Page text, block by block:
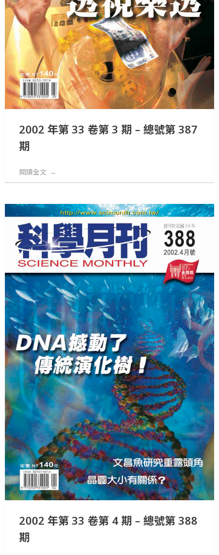
2002 年第 33 卷第 3 期 – 總號第 387
期
閱讀全文
2002 年第 33 卷第 4 期 – 總號第 388
期